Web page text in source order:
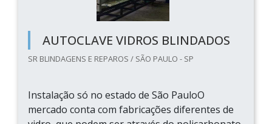
AUTOCLAVE VIDROS BLINDADOS
SR BLINDAGENS E REPAROS / SÃO PAULO - SP
Instalação só no estado de São PauloO
mercado conta com fabricações diferentes de